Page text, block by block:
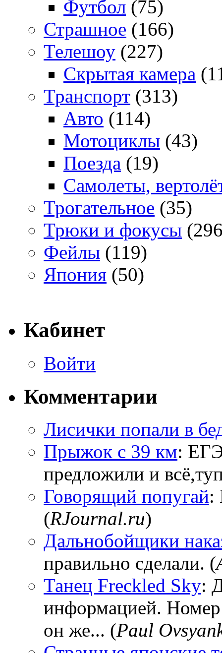
Футбол (75)
Страшное (166)
Телешоу (227)
Скрытая камера
Транспорт (313)
Авто (114)
Мотоциклы (43)
Поезда (19)
Самолеты,
Трогательное (35)
Трюки и фокусы
Фейлы (119)
Япония (50)
Кабинет
Войти
Комментарии
Лисички попали в
Прыжок с 39 км:
предложили и
Говорящий попугай:
(RJournal.ru)
Дальнобойщики
правильно сделали. (
Танец Freckled Sky:
информацией.
он же... (Paul